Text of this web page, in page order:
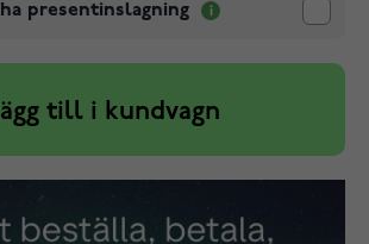
presentinslagning
till i kundvagn